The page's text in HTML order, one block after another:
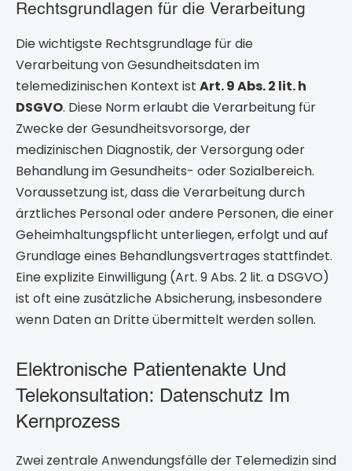
Rechtsgrundlagen für die Verarbeitung
Die wichtigste Rechtsgrundlage für die
Verarbeitung von Gesundheitsdaten im
telemedizinischen Kontext ist Art. 9 Abs. 2 lit. h
DSGVO. Diese Norm erlaubt die Verarbeitung für
Zwecke der Gesundheitsvorsorge, der
medizinischen Diagnostik, der Versorgung oder
Behandlung im Gesundheits- oder Sozialbereich.
Voraussetzung ist, dass die Verarbeitung durch
ärztliches Personal oder andere Personen, die einer
Geheimhaltungspflicht unterliegen, erfolgt und auf
Grundlage eines Behandlungsvertrages stattfindet.
Eine explizite Einwilligung (Art. 9 Abs. 2 lit. a DSGVO)
ist oft eine zusätzliche Absicherung, insbesondere
wenn Daten an Dritte übermittelt werden sollen.
Elektronische Patientenakte Und
Telekonsultation: Datenschutz Im
Kernprozess
Zwei zentrale Anwendungsfälle der Telemedizin sind